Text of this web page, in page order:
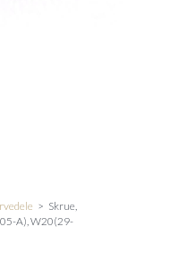
> Skrue,
A), W20(29-